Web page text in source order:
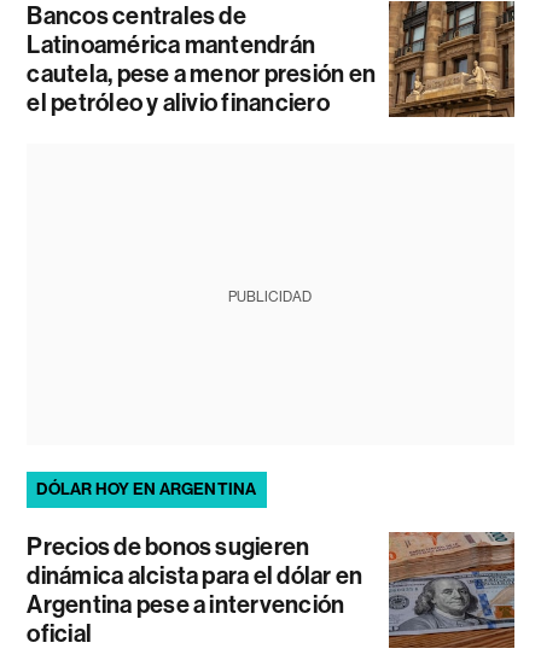
Bancos centrales de
Latinoamérica mantendrán
cautela, pese a menor presión en
el petróleo y alivio financiero
PUBLICIDAD
DÓLAR HOY EN ARGENTINA
Precios de bonos sugieren
dinámica alcista para el dólar en
Argentina pese a intervención
oficial